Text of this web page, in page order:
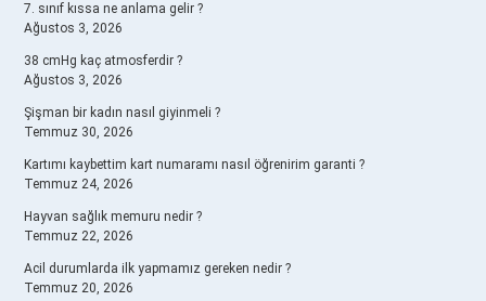
7. sınıf kıssa ne anlama gelir ?
Ağustos 3, 2026
38 cmHg kaç atmosferdir ?
Ağustos 3, 2026
Şişman bir kadın nasıl giyinmeli ?
Temmuz 30, 2026
Kartımı kaybettim kart numaramı nasıl öğrenirim garanti ?
Temmuz 24, 2026
Hayvan sağlık memuru nedir ?
Temmuz 22, 2026
Acil durumlarda ilk yapmamız gereken nedir ?
Temmuz 20, 2026